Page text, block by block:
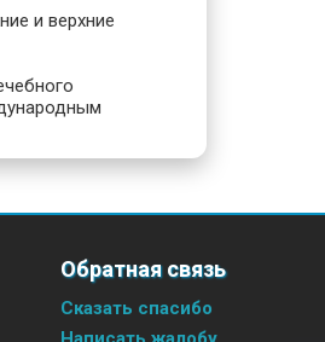
и верхние
Обратная связь
Сказать спасибо